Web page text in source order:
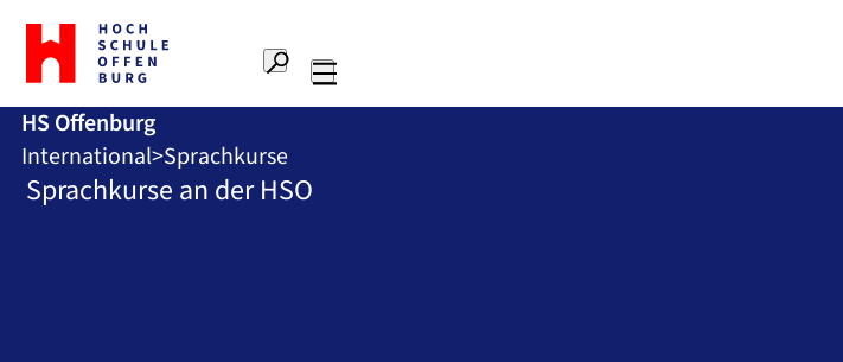
Zur
Startseite
Hochschule
Offenburg
Suche
Hauptnavigation
HS Offenburg
International Sprachkurse
Sprachkurse an der HSO